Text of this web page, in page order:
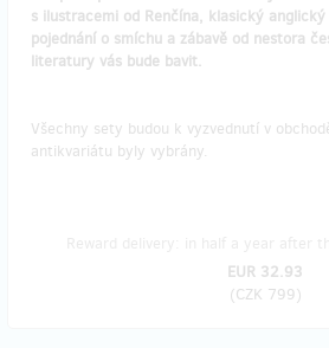
s ilustracemi od Renčína, klasický anglický
pojednání o smíchu a zábavě od nestora
literatury vás bude bavit.
Všechny sety budou k vyzvednutí v
antikvariátu byly vybrány.
EUR 32.93
(CZK 799)